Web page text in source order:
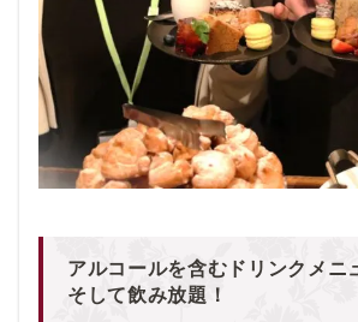
アルコールを含むドリンクメニ
そして飲み放題！